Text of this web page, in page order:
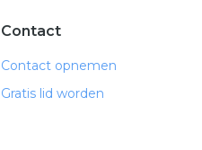
Contact
Contact opnemen
Gratis lid worden